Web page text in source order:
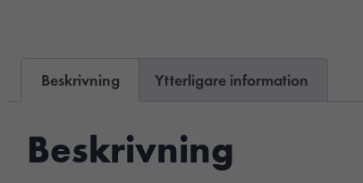
Beskrivning Ytterligare information
Beskrivning